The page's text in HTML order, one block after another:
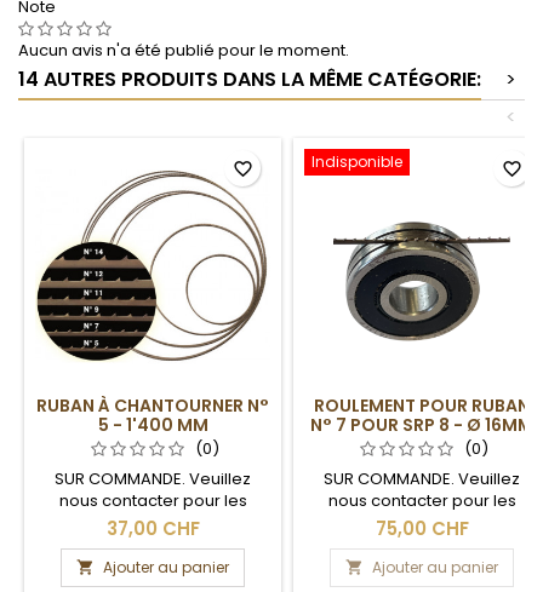
Note
Aucun avis n'a été publié pour le moment.
14 AUTRES PRODUITS DANS LA MÊME CATÉGORIE:
>
<
RUBAN À CHANTOURNER N°
5 - 1'400 MM
(0)
SUR COMMANDE. Veuillez
nous contacter pour les
délais de livraison.
37,00 CHF
 Ajouter au panier
favorite_border Indisponible
ROULEMENT POUR RUBAN
N° 7 POUR SRP 8 - Ø 16MM
(0)
SUR COMMANDE. Veuillez
nous contacter pour les
délais de livraison.
75,00 CHF
 Ajouter au panier
favorite_border